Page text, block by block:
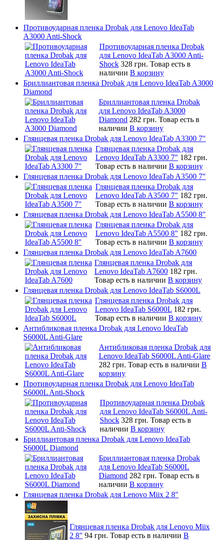
Противоударная пленка Drobak для Lenovo IdeaTab
A3000 Anti-Shock
Противоударная пленка Drobak
для Lenovo IdeaTab A3000 Anti-
Shock 328 грн. Товар есть в
наличии В корзину
Бриллиантовая пленка Drobak для Lenovo IdeaTab A3000
Diamond
Бриллиантовая пленка Drobak
для Lenovo IdeaTab A3000
Diamond 282 грн. Товар есть в
наличии В корзину
Глянцевая пленка Drobak для Lenovo IdeaTab A3300 7"
Глянцевая пленка Drobak для
Lenovo IdeaTab A3300 7" 182 грн.
Товар есть в наличии В корзину
Глянцевая пленка Drobak для Lenovo IdeaTab A3500 7"
Глянцевая пленка Drobak для
Lenovo IdeaTab A3500 7" 182 грн.
Товар есть в наличии В корзину
Глянцевая пленка Drobak для Lenovo IdeaTab A5500 8"
Глянцевая пленка Drobak для
Lenovo IdeaTab A5500 8" 182 грн.
Товар есть в наличии В корзину
Глянцевая пленка Drobak для Lenovo IdeaTab A7600
Глянцевая пленка Drobak для
Lenovo IdeaTab A7600 182 грн.
Товар есть в наличии В корзину
Глянцевая пленка Drobak для Lenovo IdeaTab S6000L
Глянцевая пленка Drobak для
Lenovo IdeaTab S6000L 182 грн.
Товар есть в наличии В корзину
Антибликовая пленка Drobak для Lenovo IdeaTab
S6000L Anti-Glare
Антибликовая пленка Drobak для
Lenovo IdeaTab S6000L Anti-Glare
282 грн. Товар есть в наличии В
корзину
Противоударная пленка Drobak для Lenovo IdeaTab
S6000L Anti-Shock
Противоударная пленка Drobak
для Lenovo IdeaTab S6000L Anti-
Shock 328 грн. Товар есть в
наличии В корзину
Бриллиантовая пленка Drobak для Lenovo IdeaTab
S6000L Diamond
Бриллиантовая пленка Drobak
для Lenovo IdeaTab S6000L
Diamond 282 грн. Товар есть в
наличии В корзину
Глянцевая пленка Drobak для Lenovo Miix 2 8"
Глянцевая пленка Drobak для Lenovo Miix
2 8" 94 грн. Товар есть в наличии В